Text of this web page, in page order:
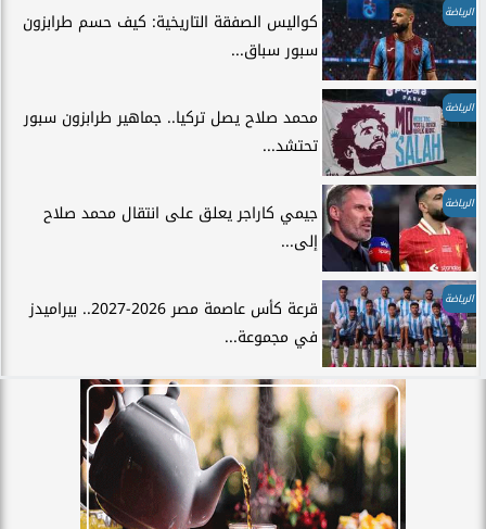
الرياضة
كواليس الصفقة التاريخية: كيف حسم طرابزون
سبور سباق...
الرياضة
محمد صلاح يصل تركيا.. جماهير طرابزون سبور
تحتشد...
الرياضة
جيمي كاراجر يعلق على انتقال محمد صلاح
إلى...
الرياضة
قرعة كأس عاصمة مصر 2026-2027.. بيراميدز
في مجموعة...